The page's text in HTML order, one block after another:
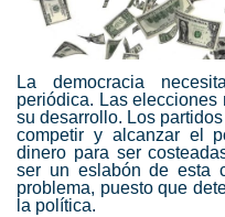
La democracia
periódica. Las
su desarrollo. Los
competir y alcanzar el
dinero para ser
ser un eslabón de esta
problema, puesto que
la política.